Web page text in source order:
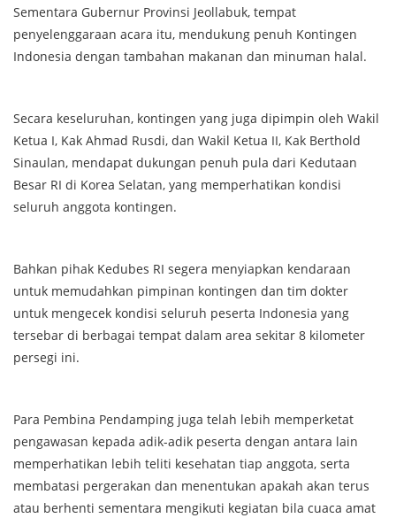
Sementara Gubernur Provinsi Jeollabuk, tempat
penyelenggaraan acara itu, mendukung penuh Kontingen
Indonesia dengan tambahan makanan dan minuman halal.
Secara keseluruhan, kontingen yang juga dipimpin oleh Wakil
Ketua I, Kak Ahmad Rusdi, dan Wakil Ketua II, Kak Berthold
Sinaulan, mendapat dukungan penuh pula dari Kedutaan
Besar RI di Korea Selatan, yang memperhatikan kondisi
seluruh anggota kontingen.
Bahkan pihak Kedubes RI segera menyiapkan kendaraan
untuk memudahkan pimpinan kontingen dan tim dokter
untuk mengecek kondisi seluruh peserta Indonesia yang
tersebar di berbagai tempat dalam area sekitar 8 kilometer
persegi ini.
Para Pembina Pendamping juga telah lebih memperketat
pengawasan kepada adik-adik peserta dengan antara lain
memperhatikan lebih teliti kesehatan tiap anggota, serta
membatasi pergerakan dan menentukan apakah akan terus
atau berhenti sementara mengikuti kegiatan bila cuaca amat